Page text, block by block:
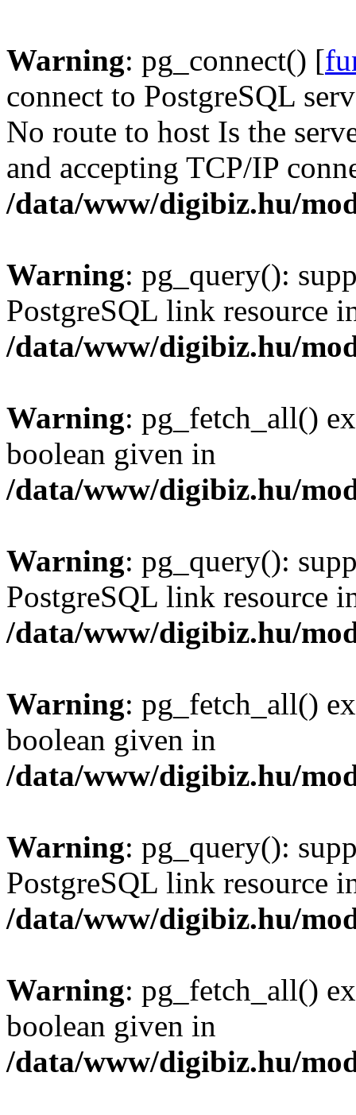
Warning: pg_connect() [
connect to PostgreSQL
No route to host Is the
and accepting TCP/IP
/data/www/digibiz.hu/
Warning: pg_query():
PostgreSQL link resource
/data/www/digibiz.hu/
Warning: pg_fetch_all()
boolean given in
/data/www/digibiz.hu/
Warning: pg_query():
PostgreSQL link resource
/data/www/digibiz.hu/
Warning: pg_fetch_all()
boolean given in
/data/www/digibiz.hu/
Warning: pg_query():
PostgreSQL link resource
/data/www/digibiz.hu/
Warning: pg_fetch_all()
boolean given in
/data/www/digibiz.hu/